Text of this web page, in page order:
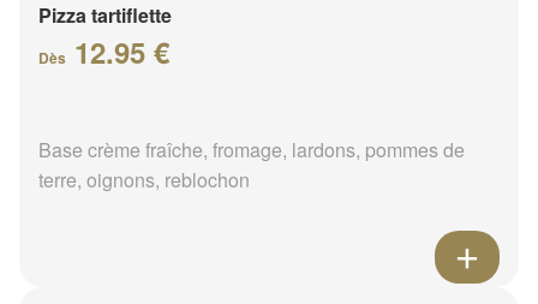
Pizza tartiflette
Dès 12.95 €
Base crème fraîche, fromage, lardons, pommes de
terre, oignons, reblochon